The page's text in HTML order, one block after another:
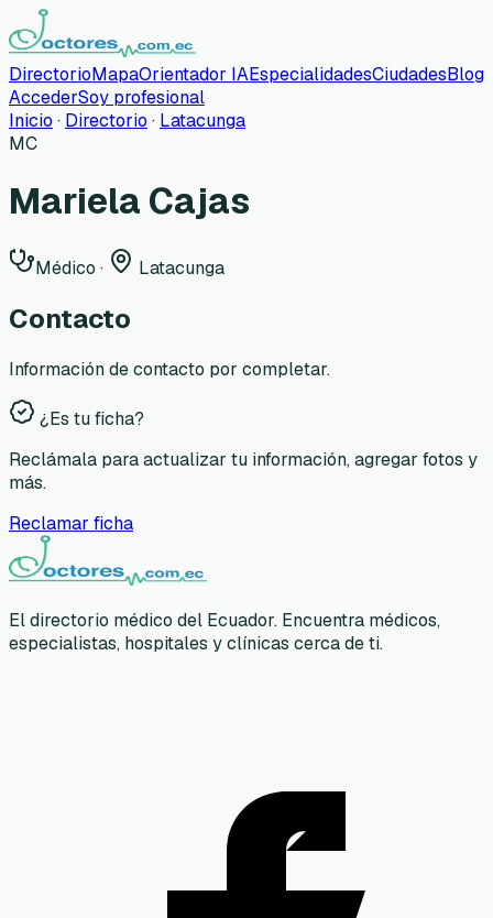
DirectorioMapaOrientador IAEspecialidadesCiudadesBlog
AccederSoy profesional
Inicio · Directorio · Latacunga
MC
Mariela Cajas
Médico · Latacunga
Contacto
Información de contacto por completar.
¿Es tu ficha?
Reclámala para actualizar tu información, agregar fotos y
más.
Reclamar ficha
El directorio médico del Ecuador. Encuentra médicos,
especialistas, hospitales y clínicas cerca de ti.